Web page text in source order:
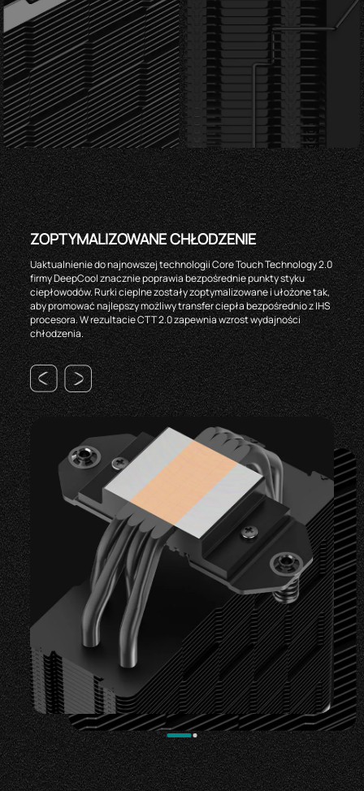
ZOPTYMALIZOWANE CHŁODZENIE
Uaktualnienie do najnowszej technologii Core Touch Technology 2.0
firmy DeepCool znacznie poprawia bezpośrednie punkty styku
ciepłowodów. Rurki cieplne zostały zoptymalizowane i ułożone tak,
aby promować najlepszy możliwy transfer ciepła bezpośrednio z IHS
procesora. W rezultacie CTT 2.0 zapewnia wzrost wydajności
chłodzenia.